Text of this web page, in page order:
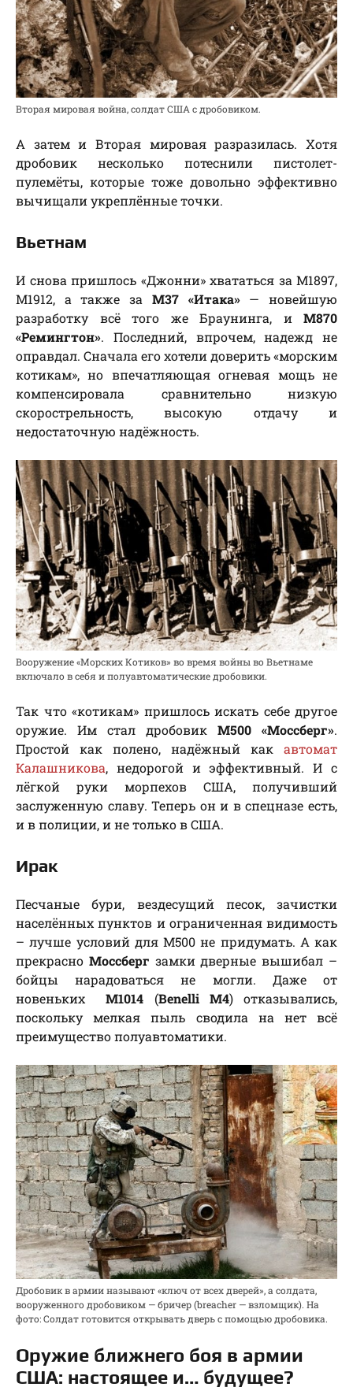
Вторая мировая война, солдат США с дробовиком.
А затем и Вторая мировая разразилась. Хотя
дробовик несколько потеснили пистолет-
пулемёты, которые тоже довольно эффективно
вычищали укреплённые точки.
Вьетнам
И снова пришлось «Джонни» хвататься за М1897,
М1912, а также за М37 «Итака»— новейшую
разработку всё того же Браунинга, и М870
«Ремингтон». Последний, впрочем, надежд не
оправдал. Сначала его хотели доверить «морским
котикам», но впечатляющая огневая мощь не
компенсировала сравнительно низкую
скорострельность, высокую отдачу и
недостаточную надёжность.
Вооружение «Морских Котиков» во время войны во Вьетнаме
включало в себя и полуавтоматические дробовики.
Так что «котикам» пришлось искать себе другое
оружие. Им стал дробовик М500 «Моссберг».
Простой как полено, надёжный как автомат
Калашникова, недорогой и эффективный. И с
лёгкой руки морпехов США, получивший
заслуженную славу. Теперь он и в спецназе есть,
и в полиции, и не только в США.
Ирак
Песчаные бури, вездесущий песок, зачистки
населённых пунктов и ограниченная видимость
– лучше условий для М500 не придумать. А как
прекрасно Моссберг замки дверные вышибал –
бойцы нарадоваться не могли. Даже от
новенькихМ1014 (Benelli M4) отказывались,
поскольку мелкая пыль сводила на нет всё
преимущество полуавтоматики.
Дробовик в армии называют «ключ от всех дверей», а солдата,
вооруженного дробовиком — бричер (breacher — взломщик). На
фото: Солдат готовится открывать дверь с помощью дробовика.
Оружие ближнего боя в армии
США: настоящее и… будущее?